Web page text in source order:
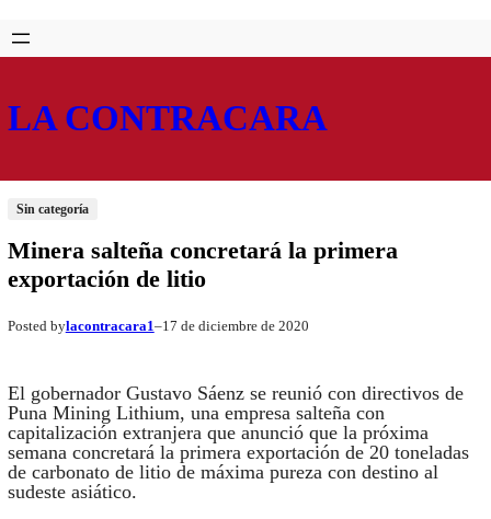
Saltar
al
Skip
to
LA CONTRACARA
Sin categoría
Minera salteña concretará la primera
exportación de litio
Posted bylacontracara1–17 de diciembre de 2020
El gobernador Gustavo Sáenz se reunió con directivos de
Puna Mining Lithium, una empresa salteña con
capitalización extranjera que anunció que la próxima
semana concretará la primera exportación de 20 toneladas
de carbonato de litio de máxima pureza con destino al
sudeste asiático.